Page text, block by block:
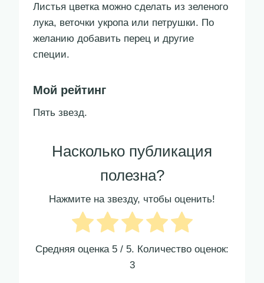
Листья цветка можно сделать из зеленого
лука, веточки укропа или петрушки. По
желанию добавить перец и другие
специи.
Мой рейтинг
Пять звезд.
Насколько публикация
полезна?
Нажмите на звезду, чтобы оценить!
Средняя оценка 5 / 5. Количество оценок:
3